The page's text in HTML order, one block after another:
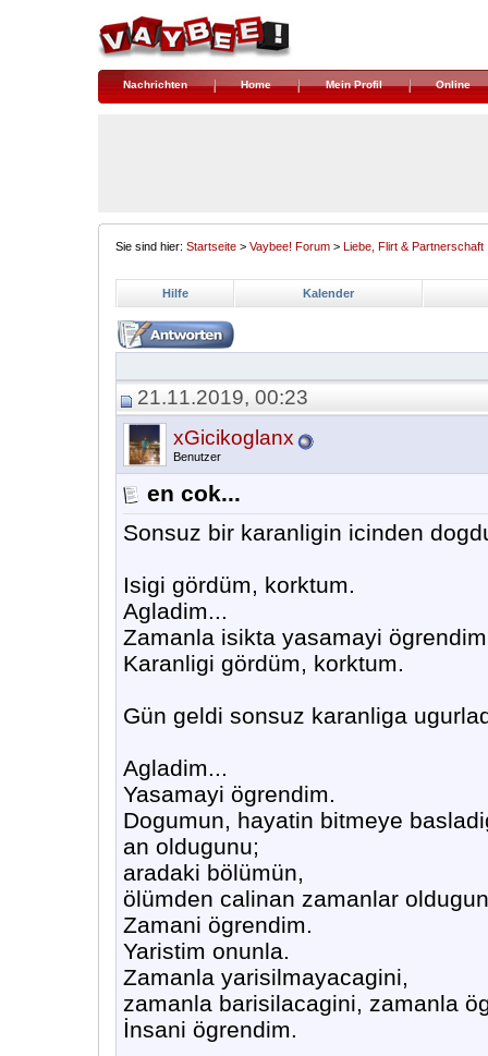
Nachrichten Home Mein Profil Online
Sie sind hier: Startseite > Vaybee! Forum > Liebe, Flirt & Partnerschaft
Hilfe Kalender
21.11.2019, 00:23
xGicikoglanx
Benutzer
en cok...
Sonsuz bir karanligin icinden
Isigi gördüm, korktum.
Agladim...
Zamanla isikta yasamayi
Karanligi gördüm, korktum.
Gün geldi sonsuz karanliga
Agladim...
Yasamayi ögrendim.
Dogumun, hayatin bitmeye
an oldugunu;
aradaki bölümün,
ölümden calinan zamanlar
Zamani ögrendim.
Yaristim onunla.
Zamanla yarisilmayacagini,
zamanla barisilacagini, zamanla
İnsani ögrendim.